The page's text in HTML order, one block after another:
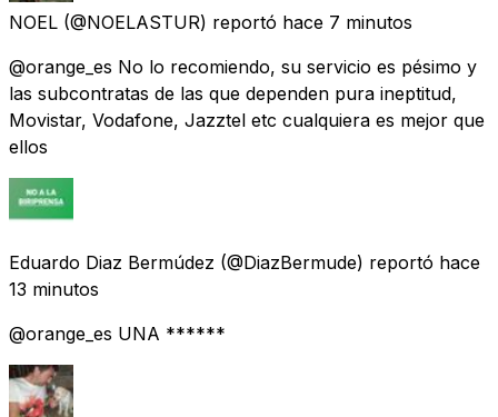
NOEL (@NOELASTUR) reportó hace 7 minutos
@orange_es No lo recomiendo, su servicio es pésimo y
las subcontratas de las que dependen pura ineptitud,
Movistar, Vodafone, Jazztel etc cualquiera es mejor que
ellos
Eduardo Diaz Bermúdez (@DiazBermude) reportó hace
13 minutos
@orange_es UNA ******